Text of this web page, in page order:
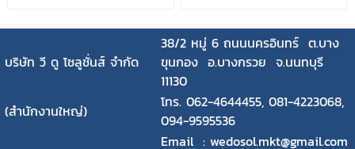
บริษัท วี ดู โซลูชั่นส์ จำกัด
38/2 หมู่ 6 ถนนนครอินทร์ ต.บาง
ขุนกอง อ.บางกรวย จ.นนทบุรี
11130
(สำนักงานใหญ่)
โทร. 062-4644455, 081-4223068,
094-9595536
Email : wedosol.mkt@gmail.com